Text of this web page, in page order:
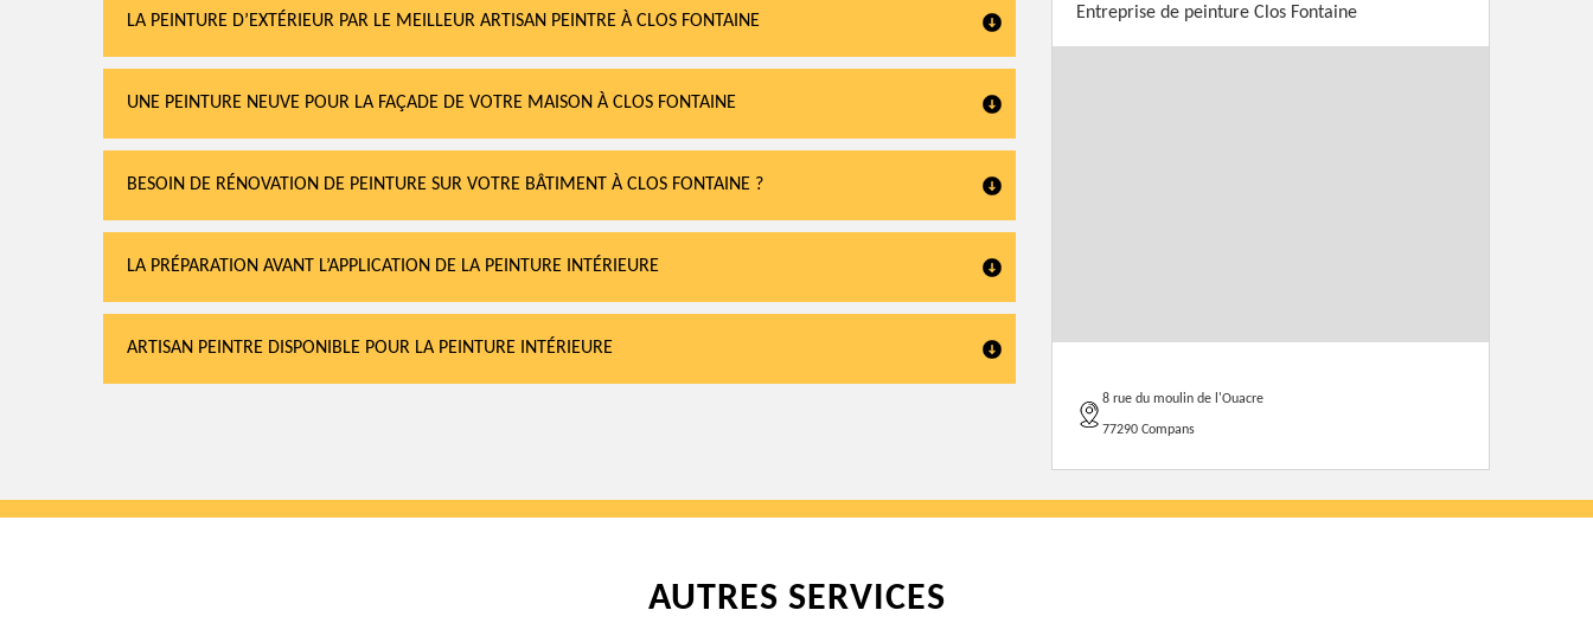
LA PEINTURE D’EXTÉRIEUR PAR LE MEILLEUR ARTISAN PEINTRE À CLOS FONTAINE
UNE PEINTURE NEUVE POUR LA FAÇADE DE VOTRE MAISON À CLOS FONTAINE
BESOIN DE RÉNOVATION DE PEINTURE SUR VOTRE BÂTIMENT À CLOS FONTAINE ?
LA PRÉPARATION AVANT L’APPLICATION DE LA PEINTURE INTÉRIEURE
ARTISAN PEINTRE DISPONIBLE POUR LA PEINTURE INTÉRIEURE
Entreprise de peinture Clos Fontaine
8 rue du moulin de l'Ouacre
77290 Compans
AUTRES SERVICES